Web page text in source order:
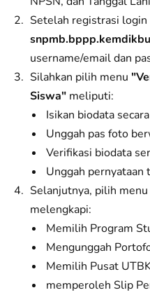
Setelah registrasi login
username/email dan
Silahkan pilih menu
Siswa" meliputi:
Isikan biodata
Unggah pas foto
Verifikasi biodata
Unggah
Selanjutnya, pilih
melengkapi:
Memilih Program
Mengunggah
Memilih Pusat
memperoleh Slip